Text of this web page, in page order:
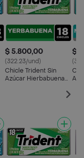
$ 5.800,00
(322.23/und)
Chicle Trident Sin
Azúcar Hierbabuena
$